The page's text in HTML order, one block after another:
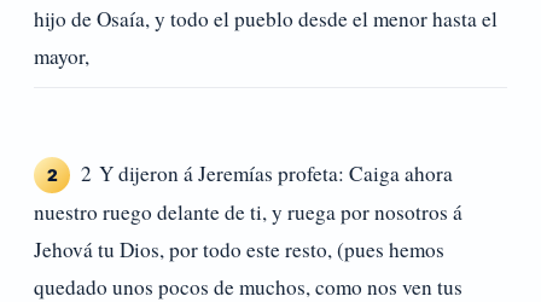
hijo de Osaía, y todo el pueblo desde el menor hasta el
mayor,
2
2 Y dijeron á Jeremías profeta: Caiga ahora
nuestro ruego delante de ti, y ruega por nosotros á
Jehová tu Dios, por todo este resto, (pues hemos
quedado unos pocos de muchos, como nos ven tus